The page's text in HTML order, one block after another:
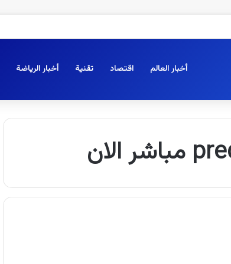
أخبار العالم اقتصاد تقنية أخبار الرياضة